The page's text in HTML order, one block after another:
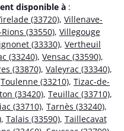
disponible à :
(33720), Villenave-
(33550), Villegouge
(33330), Vertheuil
(33240), Vensac (33590),
(33870), Valeyrac (33340),
Toulenne (33210), Tizac-de-
(33420), Teuillac (33710),
(33710), Tarnès (33240),
, Talais (33590), Taillecavat